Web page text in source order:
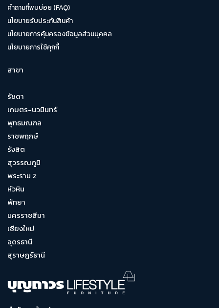
คำถามที่พบบ่อย (FAQ)
นโยบายรับประกันสินค้า
นโยบายการคุ้มครองข้อมูลส่วนบุคคล
นโยบายการใช้คุกกี้
สาขา
รัชดา
เกษตร-นวมินทร์
พุทธมณฑล
ราชพฤกษ์
รังสิต
สุวรรณภูมิ
พระราม 2
หัวหิน
พัทยา
นครราชสีมา
เชียงใหม่
อุดรธานี
สุราษฎร์ธานี